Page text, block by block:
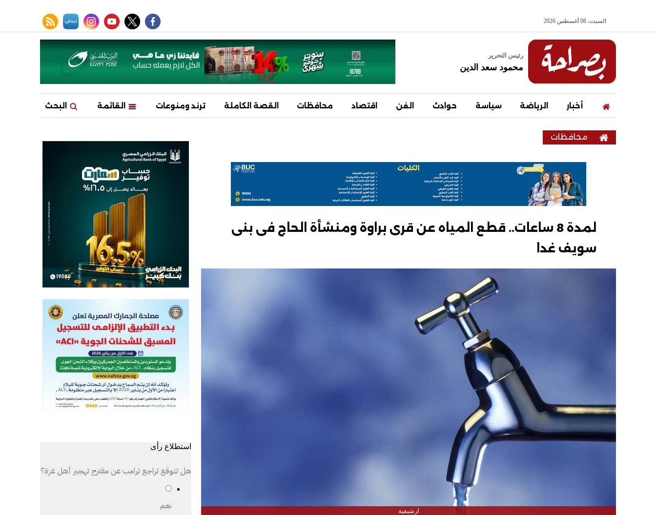
السبت، 08 أغسطس 2026
facebook
twitter
youtube
instagram
نبض rss feed
رئيس التحرير
محمود سعد الدين
أخبار الرياضة سياسة حوادث الفن اقتصاد محافظات القصة الكاملة ترند ومنوعات القائمة البحث
محافظات
لمدة 8 ساعات.. قطع المياه عن قرى براوة ومنشأة الحاج فى بنى
سويف غدا
ارشيفية
استطلاع رأى
هل تتوقع تراجع ترامب عن مقترح تهجير أهل غزة؟
نعم